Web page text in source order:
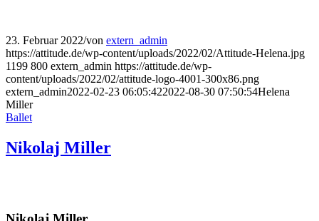
23. Februar 2022/von extern_admin
https://attitude.de/wp-content/uploads/2022/02/Attitude-Helena.jpg
1199 800 extern_admin https://attitude.de/wp-
content/uploads/2022/02/attitude-logo-4001-300x86.png
extern_admin2022-02-23 06:05:422022-08-30 07:50:54Helena
Miller
Ballet
Nikolaj Miller